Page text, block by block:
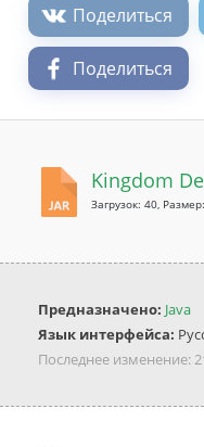
Поделиться
Поделиться
Kingdom
Загрузок: 40,
Предназначено: Java
Язык интерфейса:
Последнее изменение: